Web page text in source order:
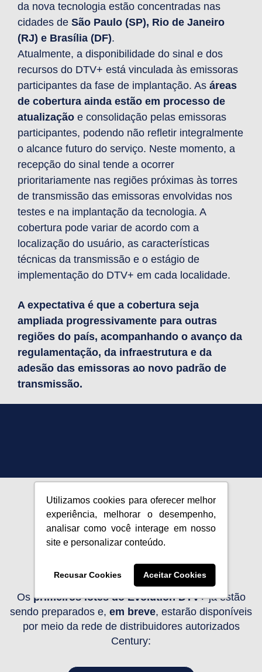
Utilizamos cookies para oferecer melhor
experiência, melhorar o desempenho,
analisar como você interage em nosso
site e personalizar conteúdo.
Recusar Cookies Aceitar Cookies
da nova tecnologia estão concentradas nas
cidades de São Paulo (SP), Rio de Janeiro
(RJ) e Brasília (DF).
Atualmente, a disponibilidade do sinal e dos
recursos do DTV+ está vinculada às emissoras
participantes da fase de implantação. As áreas
de cobertura ainda estão em processo de
atualização e consolidação pelas emissoras
participantes, podendo não refletir integralmente
o alcance futuro do serviço. Neste momento, a
recepção do sinal tende a ocorrer
prioritariamente nas regiões próximas às torres
de transmissão das emissoras envolvidas nos
testes e na implantação da tecnologia. A
cobertura pode variar de acordo com a
localização do usuário, as características
técnicas da transmissão e o estágio de
implementação do DTV+ em cada localidade.
A expectativa é que a cobertura seja
ampliada progressivamente para outras
regiões do país, acompanhando o avanço da
regulamentação, da infraestrutura e da
adesão das emissoras ao novo padrão de
transmissão.
Onde encontrar o
Evolution DTV+
Os primeiros lotes do Evolution DTV+já estão
sendo preparados e, em breve, estarão disponíveis
por meio da rede de distribuidores autorizados
Century: